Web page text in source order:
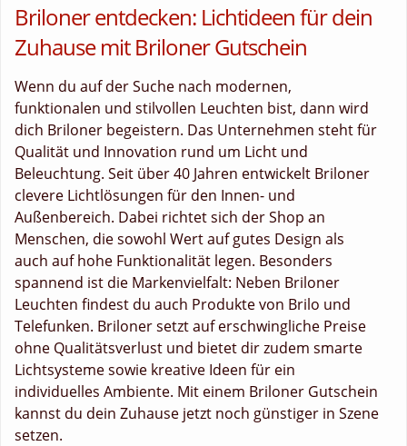
Briloner entdecken: Lichtideen für dein
Zuhause mit Briloner Gutschein
Wenn du auf der Suche nach modernen,
funktionalen und stilvollen Leuchten bist, dann wird
dich Briloner begeistern. Das Unternehmen steht für
Qualität und Innovation rund um Licht und
Beleuchtung. Seit über 40 Jahren entwickelt Briloner
clevere Lichtlösungen für den Innen- und
Außenbereich. Dabei richtet sich der Shop an
Menschen, die sowohl Wert auf gutes Design als
auch auf hohe Funktionalität legen. Besonders
spannend ist die Markenvielfalt: Neben Briloner
Leuchten findest du auch Produkte von Brilo und
Telefunken. Briloner setzt auf erschwingliche Preise
ohne Qualitätsverlust und bietet dir zudem smarte
Lichtsysteme sowie kreative Ideen für ein
individuelles Ambiente. Mit einem Briloner Gutschein
kannst du dein Zuhause jetzt noch günstiger in Szene
setzen.